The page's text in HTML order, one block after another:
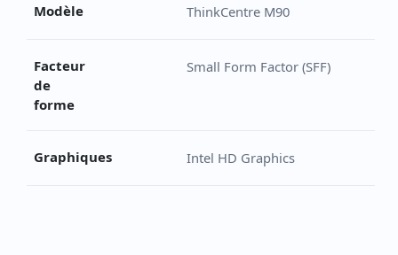
Modèle ThinkCentre M90
Facteur
de
forme
Small Form Factor (SFF)
Graphiques Intel HD Graphics